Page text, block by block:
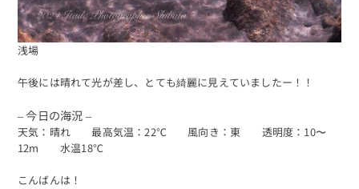
浅場
午後には晴れて光が差し、とても綺麗に見えていましたー！！
– 今日の海況 –
天気：晴れ 最高気温：22℃ 風向き：東 透明度：10〜
12m 水温18℃
こんばんは！